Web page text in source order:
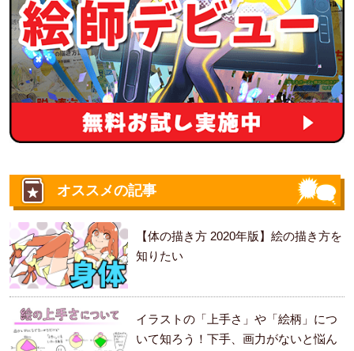
オススメの記事
【体の描き方 2020年版】絵の描き方を
知りたい
イラストの「上手さ」や「絵柄」につ
いて知ろう！下手、画力がないと悩ん